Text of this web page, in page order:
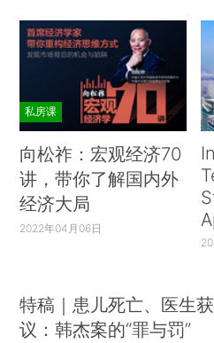
私房课
向松祚：宏观经济70
讲，带你了解国内外
经济大局
2022年04月06日
特稿｜患儿死亡、医生
议：韩杰案的“罪与罚”